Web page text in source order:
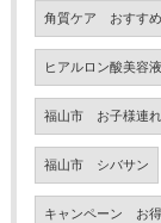
角質ケア おすすめ
ヒアルロン酸美容液
福山市 お子様連
福山市 シバサン
キャンペーン お得